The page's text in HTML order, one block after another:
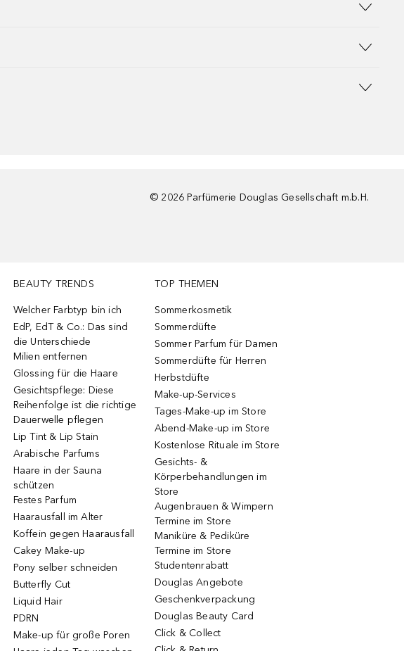
© 2026 Parfümerie Douglas Gesellschaft m.b.H.
BEAUTY TRENDS
Welcher Farbtyp bin ich
EdP, EdT & Co.: Das sind
die Unterschiede
Milien entfernen
Glossing für die Haare
Gesichtspflege: Diese
Reihenfolge ist die richtige
Dauerwelle pflegen
Lip Tint & Lip Stain
Arabische Parfums
Haare in der Sauna
schützen
Festes Parfum
Haarausfall im Alter
Koffein gegen Haarausfall
Cakey Make-up
Pony selber schneiden
Butterfly Cut
Liquid Hair
PDRN
Make-up für große Poren
TOP THEMEN
Sommerkosmetik
Sommerdüfte
Sommer Parfum für Damen
Sommerdüfte für Herren
Herbstdüfte
Make-up-Services
Tages-Make-up im Store
Abend-Make-up im Store
Kostenlose Rituale im Store
Gesichts- &
Körperbehandlungen im
Store
Augenbrauen & Wimpern
Termine im Store
Maniküre & Pediküre
Termine im Store
Studentenrabatt
Douglas Angebote
Geschenkverpackung
Douglas Beauty Card
Click & Collect